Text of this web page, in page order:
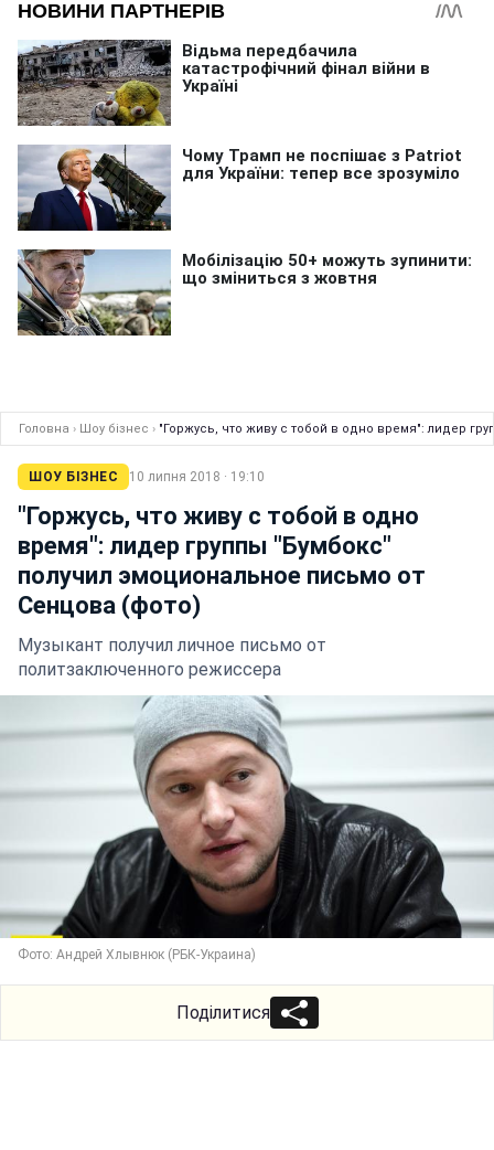
Головна › Шоу бізнес › "Горжусь, что живу с тобой в одно время": лидер
ШОУ БІЗНЕС 10 липня 2018 · 19:10
"Горжусь, что живу с тобой в одно
время": лидер группы "Бумбокс"
получил эмоциональное письмо от
Сенцова (фото)
Музыкант получил личное письмо от
политзаключенного режиссера
Фото: Андрей Хлывнюк (РБК-Украина)
Поділитися